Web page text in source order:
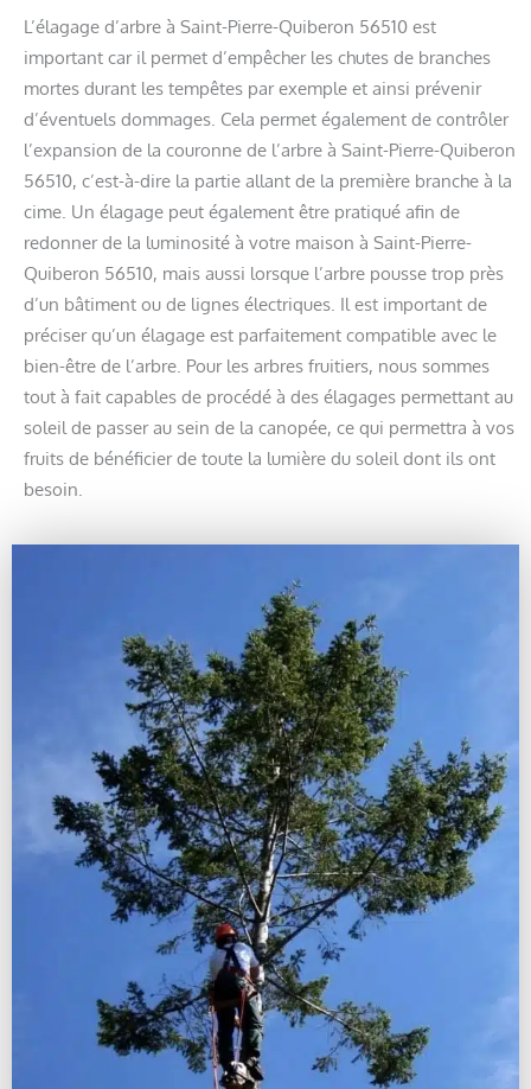
L’élagage d’arbre à Saint-Pierre-Quiberon 56510 est
important car il permet d’empêcher les chutes de branches
mortes durant les tempêtes par exemple et ainsi prévenir
d’éventuels dommages. Cela permet également de contrôler
l’expansion de la couronne de l’arbre à Saint-Pierre-Quiberon
56510, c’est-à-dire la partie allant de la première branche à la
cime. Un élagage peut également être pratiqué afin de
redonner de la luminosité à votre maison à Saint-Pierre-
Quiberon 56510, mais aussi lorsque l’arbre pousse trop près
d’un bâtiment ou de lignes électriques. Il est important de
préciser qu’un élagage est parfaitement compatible avec le
bien-être de l’arbre. Pour les arbres fruitiers, nous sommes
tout à fait capables de procédé à des élagages permettant au
soleil de passer au sein de la canopée, ce qui permettra à vos
fruits de bénéficier de toute la lumière du soleil dont ils ont
besoin.